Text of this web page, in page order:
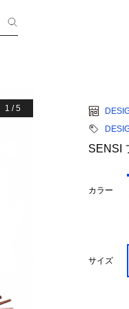
1 /5
SENSI
カラー
サイズ